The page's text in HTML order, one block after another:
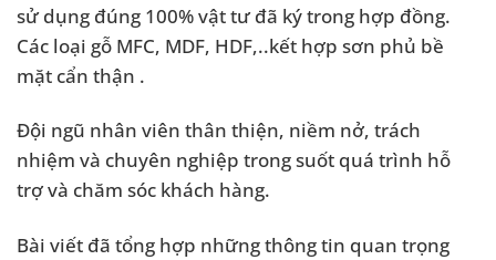
sử dụng đúng 100% vật tư đã ký trong hợp đồng.
Các loại gỗ MFC, MDF, HDF,..kết hợp sơn phủ bề
mặt cẩn thận .
Đội ngũ nhân viên thân thiện, niềm nở, trách
nhiệm và chuyên nghiệp trong suốt quá trình hỗ
trợ và chăm sóc khách hàng.
Bài viết đã tổng hợp những thông tin quan trọng